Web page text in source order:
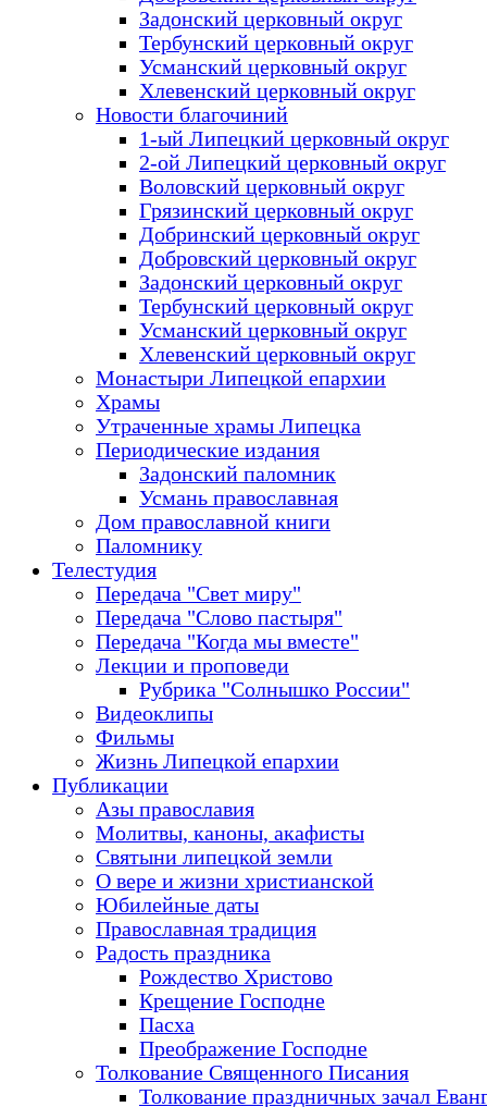
Задонский церковный округ
Тербунский церковный округ
Усманский церковный округ
Хлевенский церковный округ
Новости благочиний
1-ый Липецкий церковный округ
2-ой Липецкий церковный округ
Воловский церковный округ
Грязинский церковный округ
Добринский церковный округ
Добровский церковный округ
Задонский церковный округ
Тербунский церковный округ
Усманский церковный округ
Хлевенский церковный округ
Монастыри Липецкой епархии
Храмы
Утраченные храмы Липецка
Периодические издания
Задонский паломник
Усмань православная
Дом православной книги
Паломнику
Телестудия
Передача "Свет миру"
Передача "Слово пастыря"
Передача "Когда мы вместе"
Лекции и проповеди
Рубрика "Солнышко России"
Видеоклипы
Фильмы
Жизнь Липецкой епархии
Публикации
Азы православия
Молитвы, каноны, акафисты
Святыни липецкой земли
О вере и жизни христианской
Юбилейные даты
Православная традиция
Радость праздника
Рождество Христово
Крещение Господне
Пасха
Преображение Господне
Толкование Священного Писания
Толкование праздничных зачал